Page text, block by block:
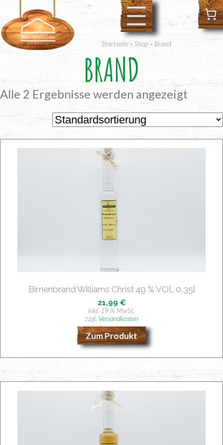
Inhalt
springen
Startseite »Shop » Brand
BRAND
Alle 2 Ergebnisse werden angezeigt
Bir­nen­brand Wil­liams Christ 49 % VOL 0,35l
21,99 €
inkl. 19 % MwSt.
zzgl. Versandkosten
Zum Produkt